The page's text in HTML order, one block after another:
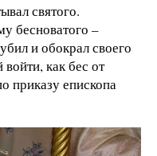
святого.
бесноватого –
и обокрал своего
как бес от
приказу епископа